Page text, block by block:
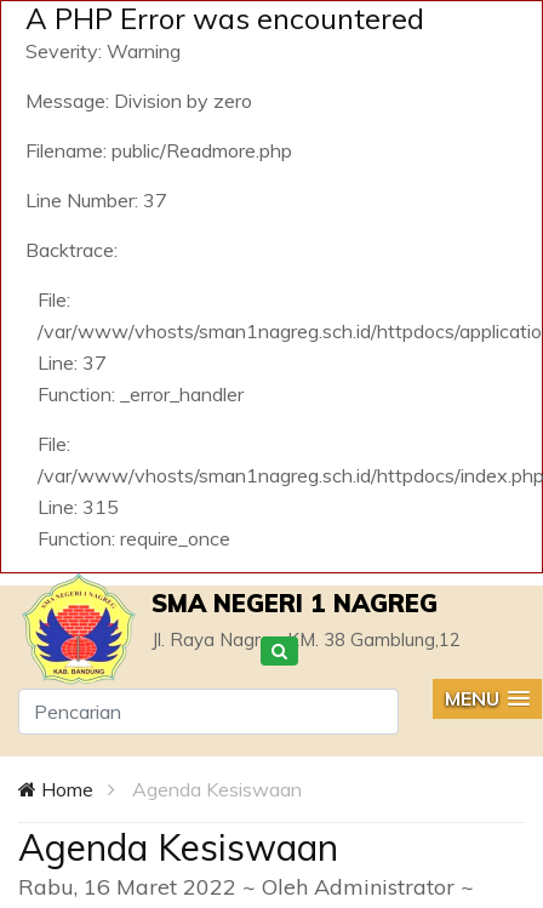
A PHP Error was encountered
Severity: Warning
Message: Division by zero
Filename: public/Readmore.php
Line Number: 37
Backtrace:
File:
/var/www/vhosts/sman1nagreg.sch.id/httpdocs/
Line: 37
Function: _error_handler
File:
/var/www/vhosts/sman1nagreg.sch.id/httpdocs/index.php
Line: 315
Function: require_once
SMA NEGERI 1 NAGREG
Jl. Raya Nagreg KM. 38 Gamblung,12
MENU
Home Agenda Kesiswaan
Agenda Kesiswaan
Rabu, 16 Maret 2022 ~ Oleh Administrator ~